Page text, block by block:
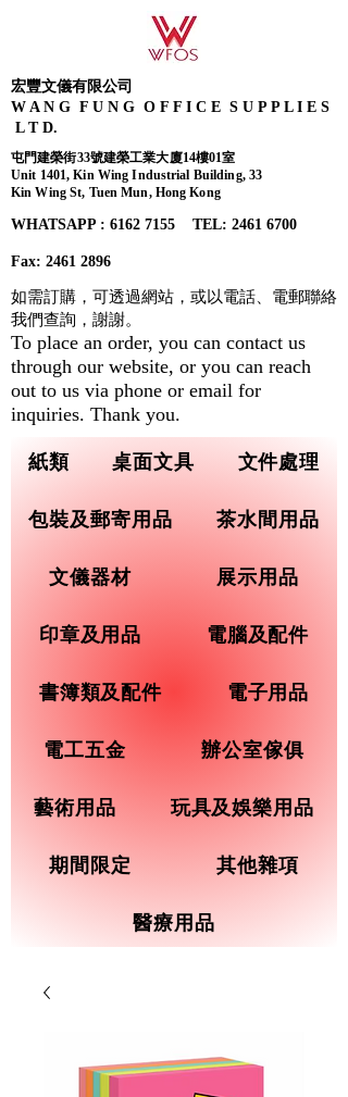
宏豐文儀有限公司
W A N G F U N G O F F I C E S U P P L I E S
L T D.
屯門建榮街33號建榮工業大廈14樓01室
Unit 1401, Kin Wing Industrial Building, 33
Kin Wing St, Tuen Mun, Hong Kong
WHATSAPP : 6162 7155​ TEL: 2461 6700
Fax: 2461 2896
紙類 桌面文具 文件處理
包裝及郵寄用品 茶水間用品
文儀器材 展示用品
印章及用品 電腦及配件
書簿類及配件 電子用品
電工五金 辦公室傢俱
藝術用品 玩具及娛樂用品
期間限定 其他雜項
醫療用品
如需訂購，可透過網站，或以電話、電郵聯絡
我們查詢， 謝謝。
To place an order, you can contact us
through our website, or you can reach
out to us via phone or email for
inquiries. Thank you.